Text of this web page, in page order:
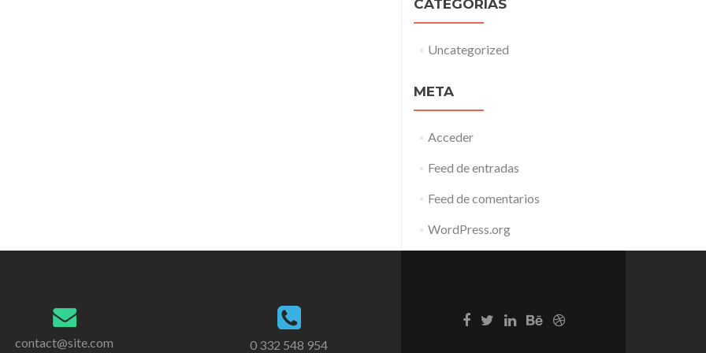
CATEGORÍAS
Uncategorized
META
Acceder
Feed de entradas
Feed de comentarios
WordPress.org
contact@site.com 0 332 548 954